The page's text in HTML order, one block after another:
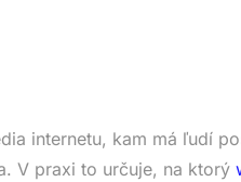
internetu, kam má ľudí
V praxi to určuje, na ktorý